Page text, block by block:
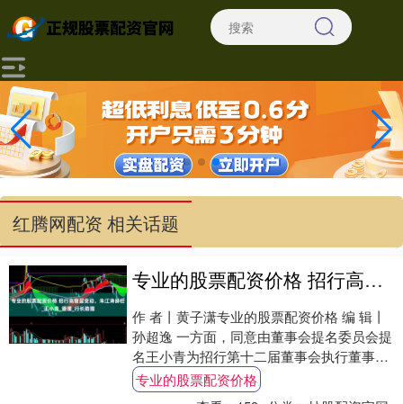
红腾网配资 相关话题
专业的股票配资价格 招行高管层变动，朱江涛辞任_王小青_管理_行长助理
作 者丨黄子潇专业的股票配资价格 编 辑丨
孙超逸 一方面，同意由董事会提名委员会提
名王小青为招行第十二届董事会执行董事候
选人，并提交股东大会审议。股东大会审议
通....
专业的股票配资价格